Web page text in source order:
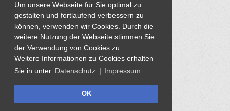
Um unsere Webseite für Sie optimal zu
gestalten und fortlaufend verbessern zu
können, verwenden wir Cookies. Durch die
weitere Nutzung der Webseite stimmen Sie
der Verwendung von Cookies zu.
Weitere Informationen zu Cookies erhalten
Sie in unter Datenschutz | Impressum
OK